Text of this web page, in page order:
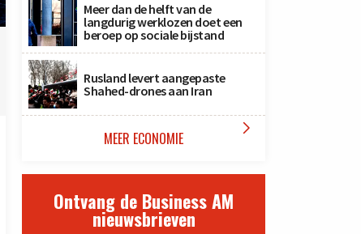
Meer dan de helft van de
langdurig werklozen doet een
beroep op sociale bijstand
Rusland levert aangepaste
Shahed-drones aan Iran
MEER ECONOMIE 
Ontvang de Business AM
nieuwsbrieven